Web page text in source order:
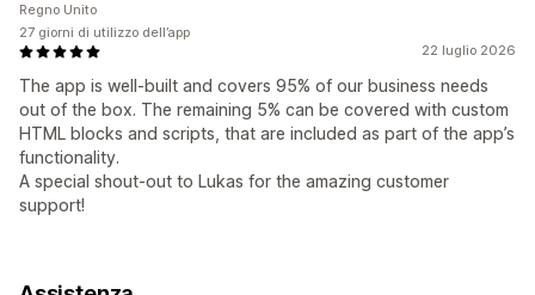
22 luglio 2026
The app is well-built and covers 95% of our business needs
out of the box. The remaining 5% can be covered with custom
HTML blocks and scripts, that are included as part of the app’s
functionality.
A special shout-out to Lukas for the amazing customer
support!
Regno Unito
27 giorni di utilizzo dell’app